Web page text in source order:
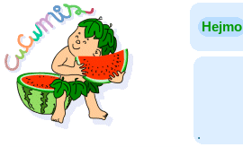
Hejmo
.